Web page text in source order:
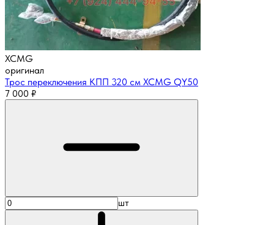
XCMG
оригинал
Трос переключения КПП 320 см XCMG QY50
7 000 ₽
шт